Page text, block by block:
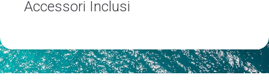
Accessori Inclusi